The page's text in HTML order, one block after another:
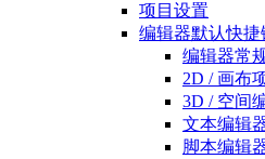
项目设置
编辑器默认快捷
编辑器常
2D / 画布
3D / 空间
文本编辑
脚本编辑